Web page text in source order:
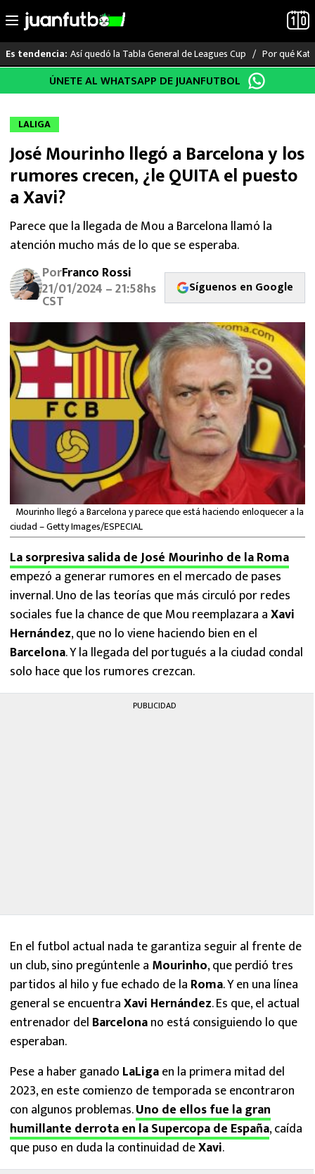
al
Es tendencia: Así quedó la Tabla General de Leagues Cup Por qué
LO ÚLTIMO
LIGA MX
RAYADOS
PUMAS
ATLANTE
FUTBOL INTERNACIONAL
MEXICANOS EN EL EXTRANJERO
FUTBOL ESTUFA
FÓRMULA 1
BOXEO
LIGA MX
NFL
ÚNETE AL WHATSAPP DE JUANFUTBOL
LALIGA
José Mourinho llegó a Barcelona y los
rumores crecen, ¿le QUITA el puesto
a Xavi?
Parece que la llegada de Mou a Barcelona llamó la
atención mucho más de lo que se esperaba.
PorFranco Rossi
21/01/2024 – 21:58hs
CST
Síguenos en Google
Mourinho llegó a Barcelona y parece que está haciendo enloquecer a la
ciudad – Getty Images/ESPECIAL
La sorpresiva salida de José Mourinho de la Roma
empezó a generar rumores en el mercado de pases
invernal. Uno de las teorías que más circuló por redes
sociales fue la chance de que Mou reemplazara aXavi
Hernández, que no lo viene haciendo bien en el
Barcelona. Y la llegada del portugués a la ciudad condal
solo hace que los rumores crezcan.
PUBLICIDAD
En el futbol actual nada te garantiza seguir al frente de
un club, sino pregúntenle a Mourinho, que perdió tres
partidos al hilo y fue echado de la Roma. Y en una línea
general se encuentraXavi Hernández. Es que, el actual
entrenador del Barcelonano está consiguiendo lo que
esperaban.
Pese a haber ganado LaLigaen la primera mitad del
2023, en este comienzo de temporada se encontraron
con algunos problemas.Uno de ellos fue la gran
humillante derrota en la Supercopa de España, caída
que puso en duda la continuidad deXavi.